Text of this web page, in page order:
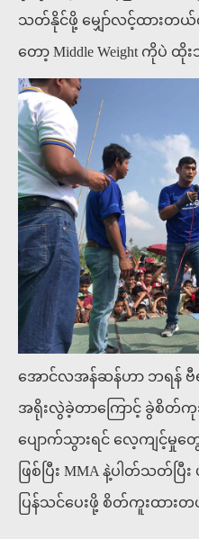
သတ်နိုင်ဖို့ မျှော်လင့်ထားတ
တော့ Middle Weight ကိုပဲ
အောင်လအန်ဆန်ဟာ ဘရန်
အရိုးလွဲခဲ့တာကြောင့် ခွဲစိတ်ကု
ပျောက်သွားရင် လေ့ကျင့်
ဖြစ်ပြီး MMA နဲ့ပါတ်သတ်
ပြန်သင်ပေးဖို့ စိတ်ကူးထာ